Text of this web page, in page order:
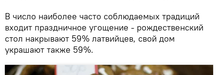
В число наиболее часто соблюдаемых традиций
входит праздничное угощение - рождественский
стол накрывают 59% латвийцев, свой дом
украшают также 59%.